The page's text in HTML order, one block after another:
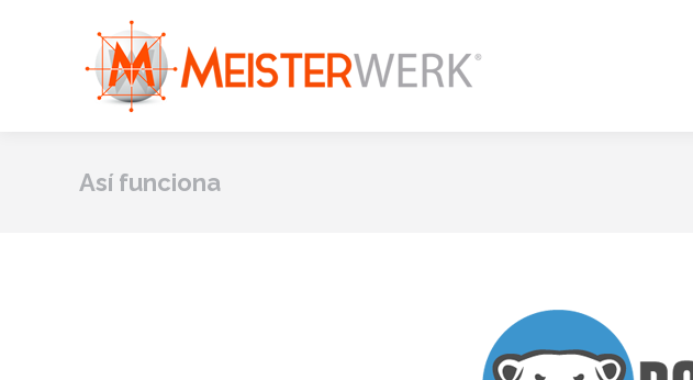
Así funciona